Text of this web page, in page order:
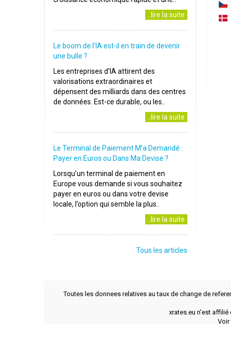
..lire la suite
Le boom de l’IA est-il en train de devenir
une bulle ?
Les entreprises d’IA attirent des
valorisations extraordinaires et
dépensent des milliards dans des centres
de données. Est-ce durable, ou les..
..lire la suite
Le Terminal de Paiement M’a Demandé :
Payer en Euros ou Dans Ma Devise ?
Lorsqu’un terminal de paiement en
Europe vous demande si vous souhaitez
payer en euros ou dans votre devise
locale, l’option qui semble la plus..
..lire la suite
Tous les articles
Toutes les donnees relatives au taux de change de
xrates.eu n'est affilié
Voir